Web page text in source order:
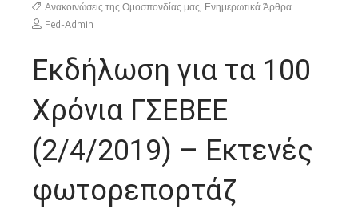
Ανακοινώσεις της Ομοσπονδίας μας, Ενημερωτικά Άρθρα
Fed-Admin
Εκδήλωση για τα 100
Χρόνια ΓΣΕΒΕΕ
(2/4/2019) – Εκτενές
φωτορεπορτάζ